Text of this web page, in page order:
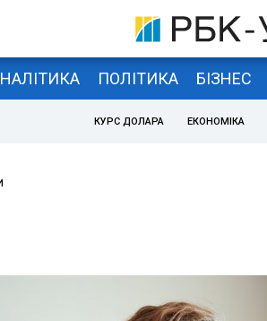
ПОЛІТИКА БІЗНЕС
КУРС ДОЛАРА ЕКОНОМІКА